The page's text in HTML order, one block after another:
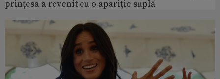
prințesa a revenit cu o apariție suplă